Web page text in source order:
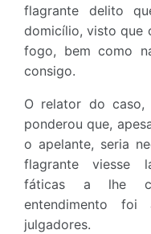
flagrante delito
domicílio, visto que
fogo, bem como
consigo.
O relator do caso,
ponderou que,
o apelante, seria
flagrante viesse
fáticas a lhe
entendimento foi
julgadores.